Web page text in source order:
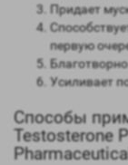
Придает
первую
Усиливает
Способы
Testosterone